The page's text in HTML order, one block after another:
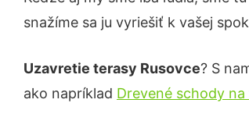
snažíme sa ju vyriešiť k vašej
Uzavretie terasy Rusovce? S
ako napríklad Drevené schody